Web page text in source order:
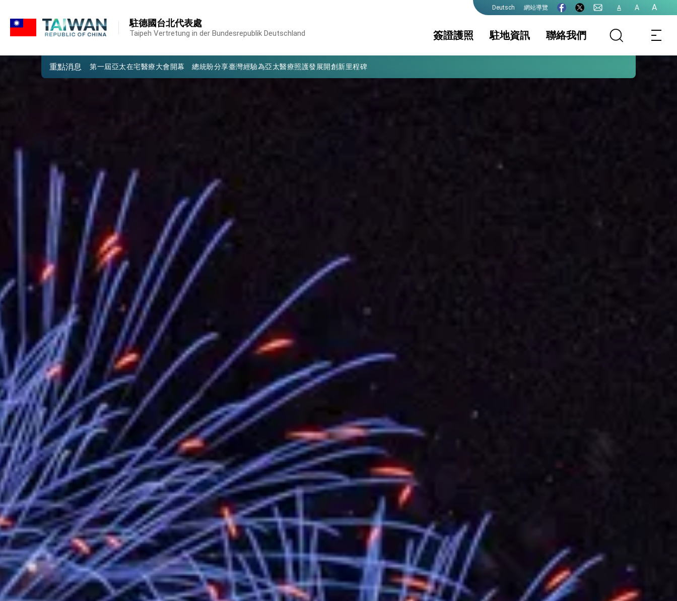
Deutsch 網站導覽 A A A
駐德國台北代表處
Taipeh Vertretung in der Bundesrepublik Deutschland 簽證護照
eVisa 領務服務
護照
駐地資訊
國家相關資訊 簽證及入境須知
生活資訊
聯絡我們
重點消息
我國政府將在美國亞利桑納州設立「駐鳳凰城辦事處」，進一步深化台美交流合作
外交部發布WHA文宣影片「台灣醫療點亮世界」及「台灣智慧醫療與健康產業展」預告短片，向世界展現台灣守護全球健康的創新能量
台美貿易協議完成簽署達成6大目標、創5大歷史性突破 總統強調將以3大面向加速臺灣經濟轉型升級 籲請立院全力支持並盡速通過
臺美簽署「對等貿易協定」確立對等關稅15%且不疊加 我輸美2072項產品豁免對等關稅
總統接受「法新社」（AFP）專訪內容
外交部長林佳龍於《外交事務》撰文指出：自由世界 需要台灣，團結合作方能守護繁榮
總統主持「台美經濟繁榮夥伴對話」記者會 說明臺美合作三大戰略方向 盼與民主夥伴共同引領 下一個世代的繁榮
外交部長林佳龍接受印尼「時代雜誌」專訪，闡述印太安全局勢，籲深化台印尼半導體供應鏈合作
副總統接見美參議員蓋耶哥 強調美國是臺灣重要合作夥伴
外交部長林佳龍午宴歡迎美國聯邦參議員蓋耶哥訪問團
外交部長林佳龍接見美國智庫「德國馬歇爾基金會」訪問團一行，深化跨大西洋戰略夥伴關係
臺美經貿談判獲階段性成果 卓揆期勉爭取時間完成「臺美對等貿易協定」簽署
卓揆：臺美關稅談判階段性結果有助臺灣取得有利戰略地位 全力支持「臺美對等貿易協定」簽署
外交部與數位發展部攜手合作，整合台灣雄厚數位實力，達成固邦榮邦目標
外交部長林佳龍主持第35次「參與亞太經濟合作策略小組」跨部會會議
民調顯示多數國人滿意政府外交表現，高度支持「總合外交」與台歐美日關係深化
總統以「韌性之島，希望之光」為題發表2026新 年談話
總統主持「守護民主台灣國安行動方案」記者會 強調以實力守護台海和平 以決心掌握國家命運
變局中 奮起的新臺灣 總統發表國慶演說
總統發表執政周年談話 盼面對未來挑戰 堅持團結 迎風轉型 穩健前行
賴總統就職演說影片
總統重要談話
外交部重要言論